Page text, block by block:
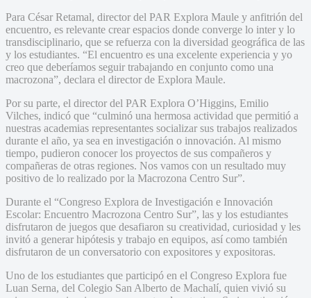
Para César Retamal, director del PAR Explora Maule y anfitrión del
encuentro, es relevante crear espacios donde converge lo inter y lo
transdisciplinario, que se refuerza con la diversidad geográfica de las
y los estudiantes. “El encuentro es una excelente experiencia y yo
creo que deberíamos seguir trabajando en conjunto como una
macrozona”, declara el director de Explora Maule.
Por su parte, el director del PAR Explora O’Higgins, Emilio
Vilches, indicó que “culminó una hermosa actividad que permitió a
nuestras academias representantes socializar sus trabajos realizados
durante el año, ya sea en investigación o innovación. Al mismo
tiempo, pudieron conocer los proyectos de sus compañeros y
compañeras de otras regiones. Nos vamos con un resultado muy
positivo de lo realizado por la Macrozona Centro Sur”.
Durante el “Congreso Explora de Investigación e Innovación
Escolar: Encuentro Macrozona Centro Sur”, las y los estudiantes
disfrutaron de juegos que desafiaron su creatividad, curiosidad y les
invitó a generar hipótesis y trabajo en equipos, así como también
disfrutaron de un conversatorio con expositores y expositoras.
Uno de los estudiantes que participó en el Congreso Explora fue
Luan Serna, del Colegio San Alberto de Machalí, quien vivió su